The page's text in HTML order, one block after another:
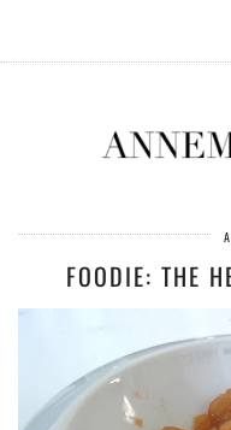
FOODIE: THE